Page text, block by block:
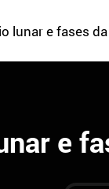
lunar e fases
e